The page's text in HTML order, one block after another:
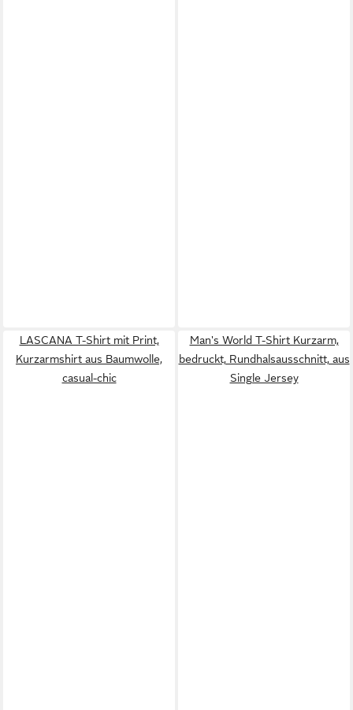
LASCANA T-Shirt mit Print,
Kurzarmshirt aus Baumwolle,
casual-chic
Man's World T-Shirt Kurzarm,
bedruckt, Rundhalsausschnitt, aus
Single Jersey